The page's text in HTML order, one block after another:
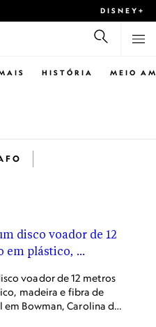
DISNEY+
HISTÓRIA MEIO
voador de 12 metros
madeira e fibra de
Bowman, Carolina do